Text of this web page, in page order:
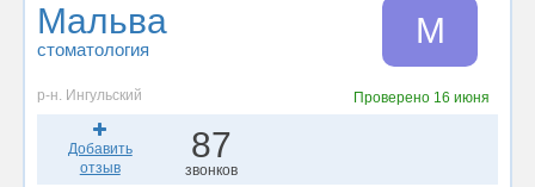
Мальва
стоматология М
р-н. Ингульский Проверено 16 июня
Добавить
отзыв
87
звонков